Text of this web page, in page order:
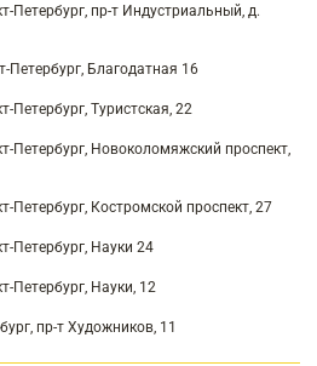
Петербург, пр-т Индустриальный, д.
Петербург, Благодатная 16
Петербург, Туристская, 22
Петербург, Новоколомяжский проспект,
Петербург, Костромской проспект, 27
Петербург, Науки 24
Петербург, Науки, 12
пр-т Художников, 11